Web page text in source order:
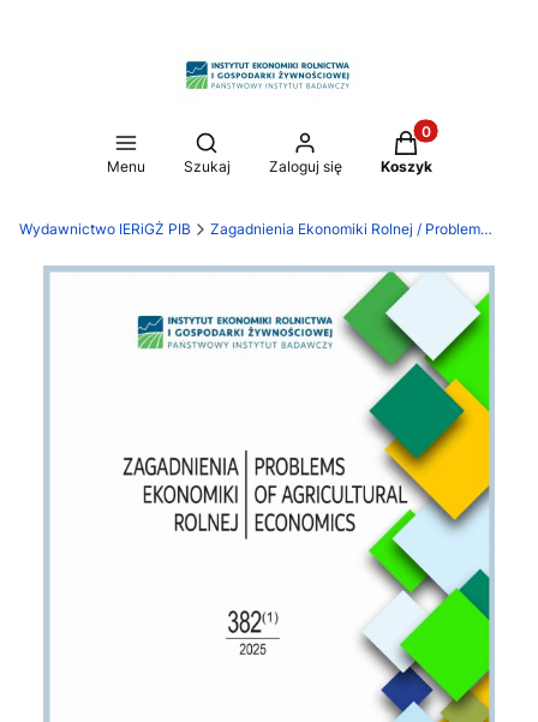
Menu
Otwórz wyszukiwarkę
Szukaj Zaloguj się
Produkty w
Koszyk
Wydawnictwo IERiGŻ PIB Zagadnienia Ekonomiki Rolnej / Problems of Agricultural Economics